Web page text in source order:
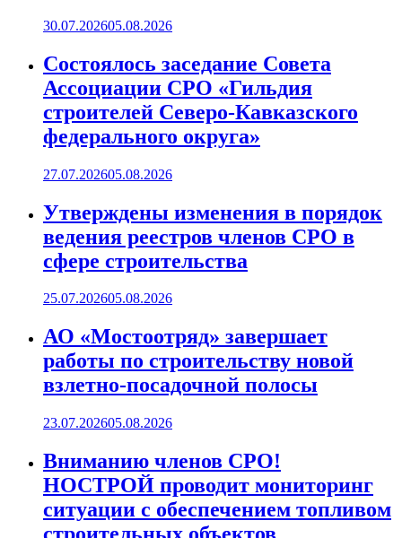
30.07.202605.08.2026
Состоялось заседание Совета
Ассоциации СРО «Гильдия
строителей Северо-Кавказского
федерального округа»
27.07.202605.08.2026
Утверждены изменения в порядок
ведения реестров членов СРО в
сфере строительства
25.07.202605.08.2026
АО «Мостоотряд» завершает
работы по строительству новой
взлетно-посадочной полосы
23.07.202605.08.2026
Вниманию членов СРО!
НОСТРОЙ проводит мониторинг
ситуации с обеспечением топливом